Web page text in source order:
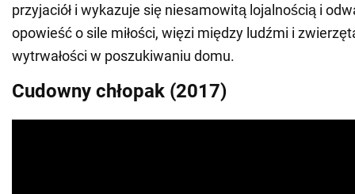
przyjaciół i wykazuje się niesamowitą lojalnością i
opowieść o sile miłości, więzi między ludźmi i
wytrwałości w poszukiwaniu domu.
Cudowny chłopak (2017)